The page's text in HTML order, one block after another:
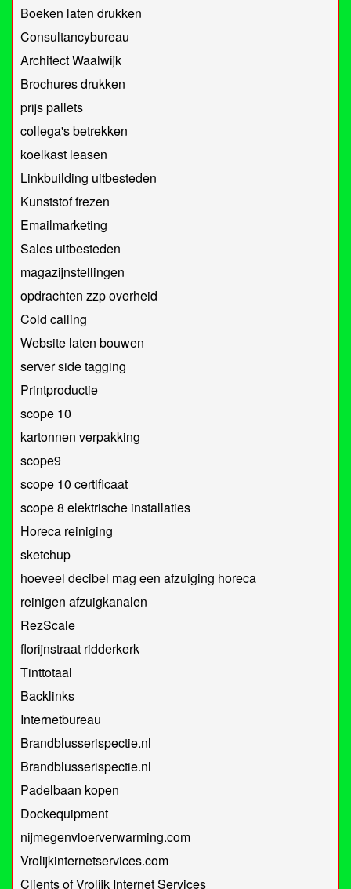
Boeken laten drukken
Consultancybureau
Architect Waalwijk
Brochures drukken
prijs pallets
collega's betrekken
koelkast leasen
Linkbuilding uitbesteden
Kunststof frezen
Emailmarketing
Sales uitbesteden
magazijnstellingen
opdrachten zzp overheid
Cold calling
Website laten bouwen
server side tagging
Printproductie
scope 10
kartonnen verpakking
scope9
scope 10 certificaat
scope 8 elektrische installaties
Horeca reiniging
sketchup
hoeveel decibel mag een afzuiging horeca
reinigen afzuigkanalen
RezScale
florijnstraat ridderkerk
Tinttotaal
Backlinks
Internetbureau
Brandblusserispectie.nl
Brandblusserispectie.nl
Padelbaan kopen
Dockequipment
nijmegenvloerverwarming.com
Vrolijkinternetservices.com
Clients of Vrolijk Internet Services